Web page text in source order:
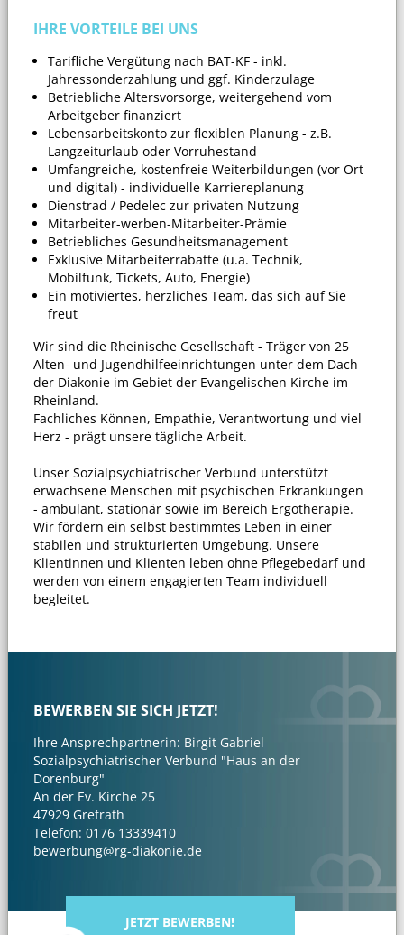
IHRE VORTEILE BEI UNS
Tarifliche Vergütung nach BAT-KF - inkl.
Jahressonderzahlung und ggf. Kinderzulage
Betriebliche Altersvorsorge, weitergehend vom
Arbeitgeber finanziert
Lebensarbeitskonto zur flexiblen Planung - z.B.
Langzeiturlaub oder Vorruhestand
Umfangreiche, kostenfreie Weiterbildungen (vor Ort
und digital) - individuelle Karriereplanung
Dienstrad / Pedelec zur privaten Nutzung
Mitarbeiter-werben-Mitarbeiter-Prämie
Betriebliches Gesundheitsmanagement
Exklusive Mitarbeiterrabatte (u.a. Technik,
Mobilfunk, Tickets, Auto, Energie)
Ein motiviertes, herzliches Team, das sich auf Sie
freut
Wir sind die Rheinische Gesellschaft - Träger von 25
Alten- und Jugendhilfeeinrichtungen unter dem Dach
der Diakonie im Gebiet der Evangelischen Kirche im
Rheinland.
Fachliches Können, Empathie, Verantwortung und viel
Herz - prägt unsere tägliche Arbeit.
Unser Sozialpsychiatrischer Verbund unterstützt
erwachsene Menschen mit psychischen Erkrankungen
- ambulant, stationär sowie im Bereich Ergotherapie.
Wir fördern ein selbst bestimmtes Leben in einer
stabilen und strukturierten Umgebung. Unsere
Klientinnen und Klienten leben ohne Pflegebedarf und
werden von einem engagierten Team individuell
begleitet.
BEWERBEN SIE SICH JETZT!
Ihre Ansprechpartnerin: Birgit Gabriel
Sozialpsychiatrischer Verbund "Haus an der
Dorenburg"
An der Ev. Kirche 25
47929 Grefrath
Telefon: 0176 13339410
bewerbung@rg-diakonie.de
JETZT BEWERBEN!